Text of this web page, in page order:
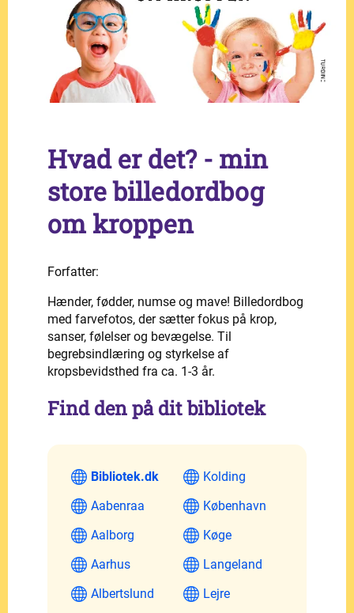
Hvad er det? - min
store billedordbog
om kroppen
Forfatter:
Hænder, fødder, numse og mave! Billedordbog
med farvefotos, der sætter fokus på krop,
sanser, følelser og bevægelse. Til
begrebsindlæring og styrkelse af
kropsbevidsthed fra ca. 1-3 år.
Find den på dit bibliotek
Bibliotek.dk
Aabenraa
Aalborg
Aarhus
Albertslund
Kolding
København
Køge
Langeland
Lejre